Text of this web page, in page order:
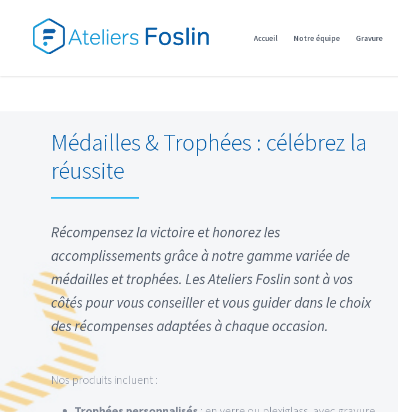
content
Accueil Notre équipe Gravure
Médailles & Trophées : célébrez la
réussite
Récompensez la victoire et honorez les
accomplissements grâce à notre gamme variée de
médailles et trophées. Les Ateliers Foslin sont à vos
côtés pour vous conseiller et vous guider dans le choix
des récompenses adaptées à chaque occasion.
Nos produits incluent :